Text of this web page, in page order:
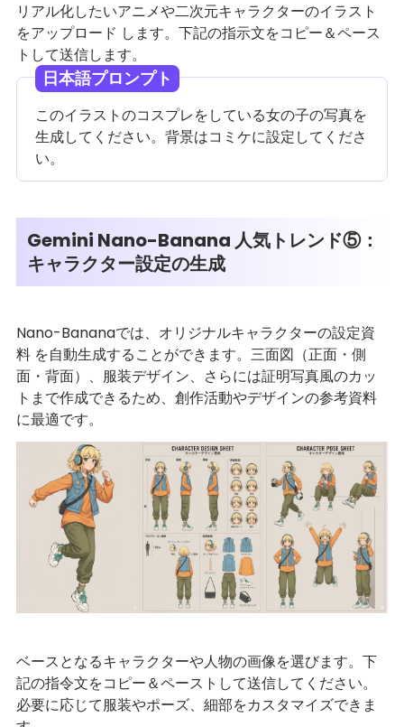
リアル化したいアニメや二次元キャラクターのイラスト
をアップロード します。下記の指示文をコピー＆ペース
トして送信します。
日本語プロンプト
このイラストのコスプレをしている女の子の写真を
生成してください。背景はコミケに設定してくださ
い。
Gemini Nano-Banana 人気トレンド⑤：
キャラクター設定の生成
Nano-Bananaでは、オリジナルキャラクターの設定資
料 を自動生成することができます。三面図（正面・側
面・背面）、服装デザイン、さらには証明写真風のカッ
トまで作成できるため、創作活動やデザインの参考資料
に最適です。
ベースとなるキャラクターや人物の画像を選びます。下
記の指令文をコピー＆ペーストして送信してください。
必要に応じて服装やポーズ、細部をカスタマイズできま